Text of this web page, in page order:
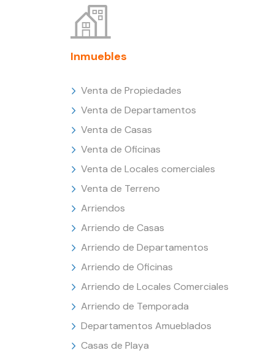
Inmuebles
Venta de Propiedades
Venta de Departamentos
Venta de Casas
Venta de Oficinas
Venta de Locales comerciales
Venta de Terreno
Arriendos
Arriendo de Casas
Arriendo de Departamentos
Arriendo de Oficinas
Arriendo de Locales Comerciales
Arriendo de Temporada
Departamentos Amueblados
Casas de Playa